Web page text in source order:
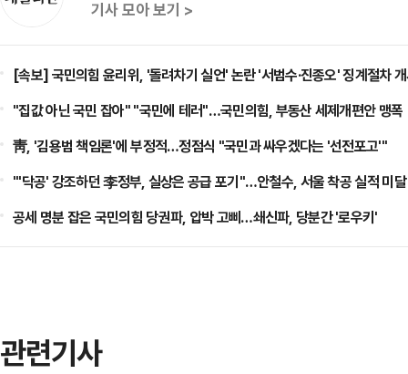
기사 모아 보기 >
[속보] 국민의힘 윤리위, '돌려차기 실언' 논란 '서범수·진종오' 징계절차
"집값 아닌 국민 잡아" "국민에 테러"…국민의힘, 부동산 세제개편안 맹폭
靑, '김용범 책임론'에 부정적…정점식 "국민과 싸우겠다는 '선전포고'"
"'닥공' 강조하던 李정부, 실상은 공급 포기"…안철수, 서울 착공 실적 미
공세 명분 잡은 국민의힘 당권파, 압박 고삐…쇄신파, 당분간 '로우키'
관련기사